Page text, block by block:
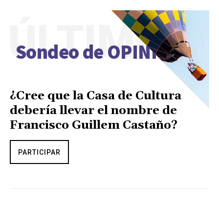
Sondeo de OPINIÓN
ÚLTIMO
¿Cree que la Casa de Cultura
debería llevar el nombre de
Francisco Guillem Castaño?
PARTICIPAR